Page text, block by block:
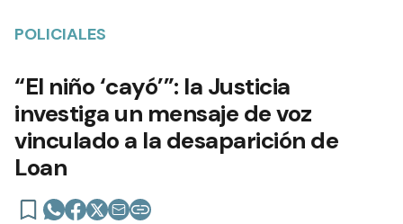
POLICIALES
“El niño ‘cayó’”: la Justicia
investiga un mensaje de voz
vinculado a la desaparición de
Loan